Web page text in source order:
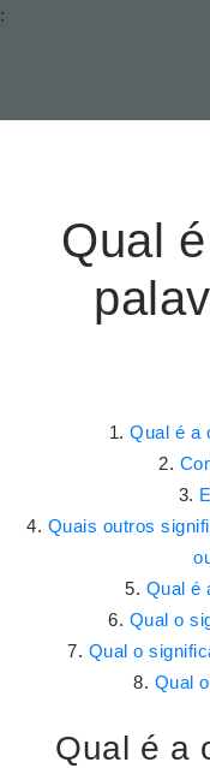
:
Qual
Qual é a
Quais outros
Qual é
Qual o
Qual o
Qual
Qual é a